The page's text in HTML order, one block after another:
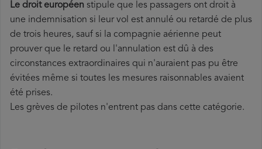
Le droit européen stipule que les passagers ont droit à
une indemnisation si leur vol est annulé ou retardé de plus
de trois heures, sauf si la compagnie aérienne peut
prouver que le retard ou l'annulation est dû à des
circonstances extraordinaires qui n'auraient pas pu être
évitées même si toutes les mesures raisonnables avaient
été prises.
Les grèves de pilotes n'entrent pas dans cette catégorie.